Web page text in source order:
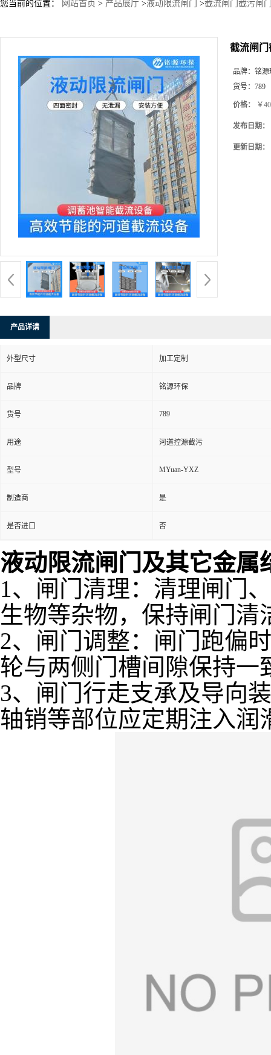
您当前的位置： 网站首页 > 产品展厅 >液动限流闸门 >截流闸门截污闸
截流闸门
品牌： 铭源
货号： 789
价格： ￥
发布日期：
更新日期：
产品详请
外型尺寸 加工定制
品牌 铭源环保
货号 789
用途 河道控源截污
型号 MYuan-YXZ
制造商 是
是否进口 否
液动限流闸门及其它金属
1、闸门清理：清理闸门
生物等杂物，保持闸门清
2、闸门调整：闸门跑偏
轮与两侧门槽间隙保持一
3、闸门行走支承及导向
轴销等部位应定期注入润